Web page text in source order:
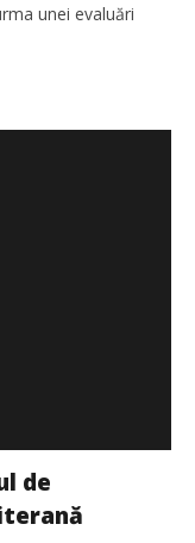
unei evaluări
de